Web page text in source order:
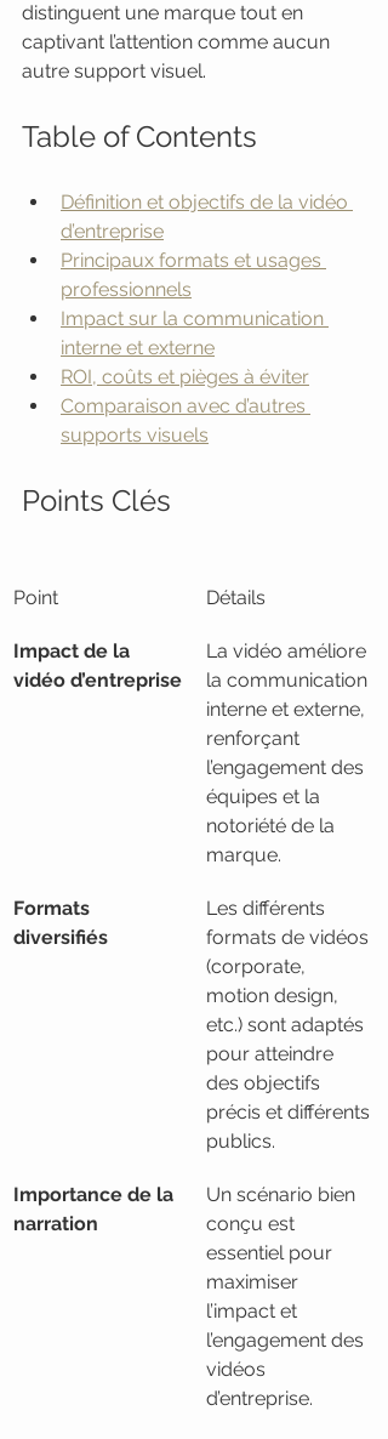
distinguent une marque tout en
captivant l’attention comme aucun
autre support visuel.
Table of Contents
Définition et objectifs de la vidéo
d’entreprise
Principaux formats et usages
professionnels
Impact sur la communication
interne et externe
ROI, coûts et pièges à éviter
Comparaison avec d’autres
supports visuels
Points Clés
Point Détails
Impact de la
vidéo d’entreprise
La vidéo améliore
la communication
interne et externe,
renforçant
l’engagement des
équipes et la
notoriété de la
marque.
Formats
diversifiés
Les différents
formats de vidéos
(corporate,
motion design,
etc.) sont adaptés
pour atteindre
des objectifs
précis et différents
publics.
Importance de la
narration
Un scénario bien
conçu est
essentiel pour
maximiser
l’impact et
l’engagement des
vidéos
d’entreprise.